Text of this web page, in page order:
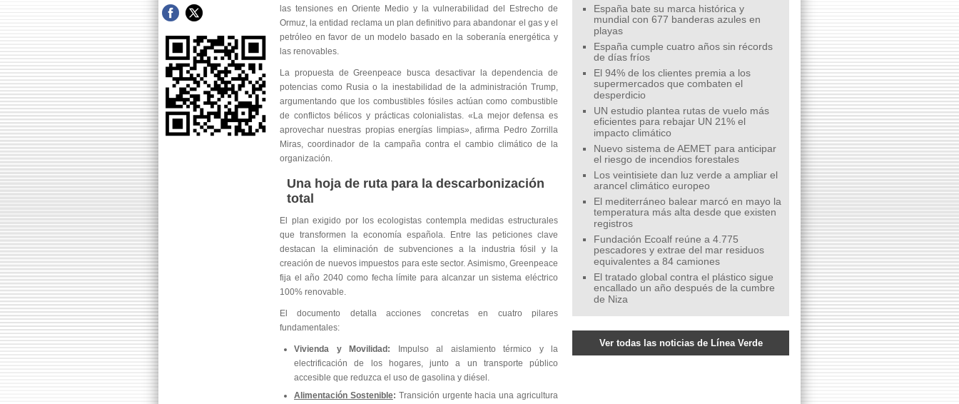
las tensiones en Oriente Medio y la vulnerabilidad del Estrecho de
Ormuz, la entidad reclama un plan definitivo para abandonar el gas y el
petróleo en favor de un modelo basado en la soberanía energética y
las renovables.
La propuesta de Greenpeace busca desactivar la dependencia de
potencias como Rusia o la inestabilidad de la administración Trump,
argumentando que los combustibles fósiles actúan como combustible
de conflictos bélicos y prácticas colonialistas. «La mejor defensa es
aprovechar nuestras propias energías limpias», afirma Pedro Zorrilla
Miras, coordinador de la campaña contra el cambio climático de la
organización.
Una hoja de ruta para la descarbonización
total
El plan exigido por los ecologistas contempla medidas estructurales
que transformen la economía española. Entre las peticiones clave
destacan la eliminación de subvenciones a la industria fósil y la
creación de nuevos impuestos para este sector. Asimismo, Greenpeace
fija el año 2040 como fecha límite para alcanzar un sistema eléctrico
100% renovable.
El documento detalla acciones concretas en cuatro pilares
fundamentales:
Vivienda y Movilidad: Impulso al aislamiento térmico y la
electrificación de los hogares, junto a un transporte público
accesible que reduzca el uso de gasolina y diésel.
Alimentación Sostenible: Transición urgente hacia una agricultura
España bate su marca histórica y
mundial con 677 banderas azules en
playas
España cumple cuatro años sin récords
de días fríos
El 94% de los clientes premia a los
supermercados que combaten el
desperdicio
UN estudio plantea rutas de vuelo más
eficientes para rebajar UN 21% el
impacto climático
Nuevo sistema de AEMET para anticipar
el riesgo de incendios forestales
Los veintisiete dan luz verde a ampliar el
arancel climático europeo
El mediterráneo balear marcó en mayo la
temperatura más alta desde que existen
registros
Fundación Ecoalf reúne a 4.775
pescadores y extrae del mar residuos
equivalentes a 84 camiones
El tratado global contra el plástico sigue
encallado un año después de la cumbre
de Niza
Ver todas las noticias de Línea Verde